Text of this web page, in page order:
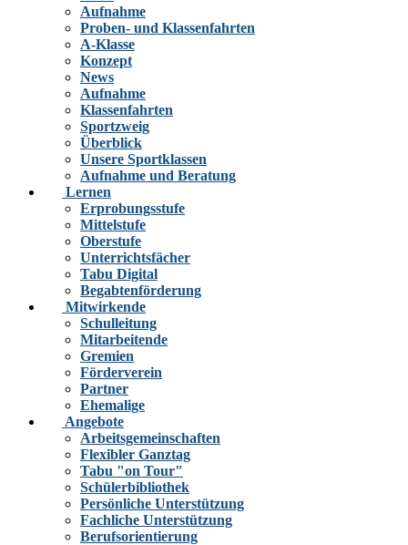
Aufnahme
Proben- und Klassenfahrten
A-Klasse
Konzept
News
Aufnahme
Klassenfahrten
Sportzweig
Überblick
Unsere Sportklassen
Aufnahme und Beratung
Lernen
Erprobungsstufe
Mittelstufe
Oberstufe
Unterrichtsfächer
Tabu Digital
Begabtenförderung
Mitwirkende
Schulleitung
Mitarbeitende
Gremien
Förderverein
Partner
Ehemalige
Angebote
Arbeitsgemeinschaften
Flexibler Ganztag
Tabu "on Tour"
Schülerbibliothek
Persönliche Unterstützung
Fachliche Unterstützung
Berufsorientierung